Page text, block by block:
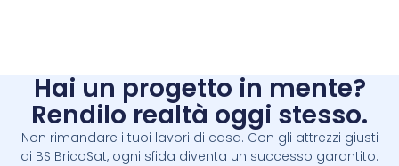
Hai un progetto in mente?
Rendilo realtà oggi stesso.
Non rimandare i tuoi lavori di casa. Con gli attrezzi giusti
di BS BricoSat, ogni sfida diventa un successo garantito.